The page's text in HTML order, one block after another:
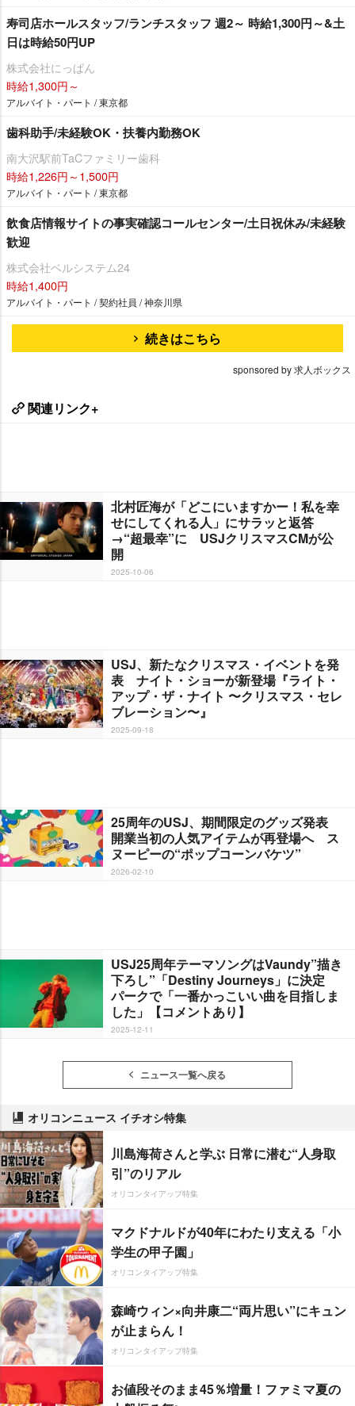
寿司店ホールスタッフ/ランチスタッフ 週2～ 時給1,300円～&土
日は時給50円UP
株式会社にっぱん
時給1,300円～
アルバイト・パート / 東京都
歯科助手/未経験OK・扶養内勤務OK
南大沢駅前TaCファミリー歯科
時給1,226円～1,500円
アルバイト・パート / 東京都
飲食店情報サイトの事実確認コールセンター/土日祝休み/未経験
歓迎
株式会社ベルシステム24
時給1,400円
アルバイト・パート / 契約社員 / 神奈川県
続きはこちら
sponsored by 求人ボックス
関連リンク+
北村匠海が「どこにいますかー！私を幸
せにしてくれる人」にサラッと返答
→“超最幸”に USJクリスマスCMが公
開
2025-10-06
USJ、新たなクリスマス・イベントを発
表 ナイト・ショーが新登場『ライト・
アップ・ザ・ナイト 〜クリスマス・セレ
ブレーション〜』
2025-09-18
25周年のUSJ、期間限定のグッズ発表
開業当初の人気アイテムが再登場へ ス
ヌーピーの“ポップコーンバケツ”
2026-02-10
USJ25周年テーマソングはVaundy”描き
下ろし”「Destiny Journeys」に決定
パークで「一番かっこいい曲を目指しま
した」【コメントあり】
2025-12-11
ニュース一覧へ戻る
オリコンニュース イチオシ特集
川島海荷さんと学ぶ 日常に潜む“人身取
引”のリアル
オリコンタイアップ特集
マクドナルドが40年にわたり支える「小
学生の甲子園」
オリコンタイアップ特集
森崎ウィン×向井康二“両片思い”にキュン
が止まらん！
オリコンタイアップ特集
お値段そのまま45％増量！ファミマ夏の